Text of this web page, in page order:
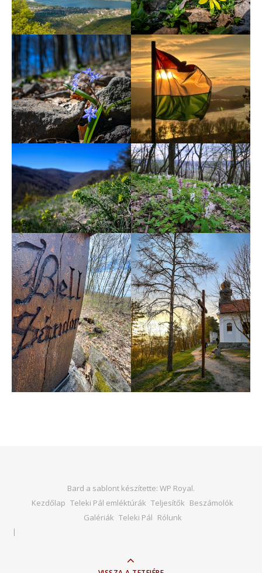
Bard a sablont készítette: WP Royal.
Kezdőlap Teleki Pál emléktúrák Teljesítők Beszámolók
Galériák Teleki Pál Rólunk